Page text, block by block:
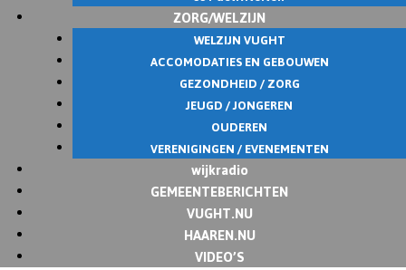
ZORG/WELZIJN
WELZIJN VUGHT
ACCOMODATIES EN GEBOUWEN
GEZONDHEID / ZORG
JEUGD / JONGEREN
OUDEREN
VERENIGINGEN / EVENEMENTEN
wijkradio
GEMEENTEBERICHTEN
VUGHT.NU
HAAREN.NU
VIDEO’S